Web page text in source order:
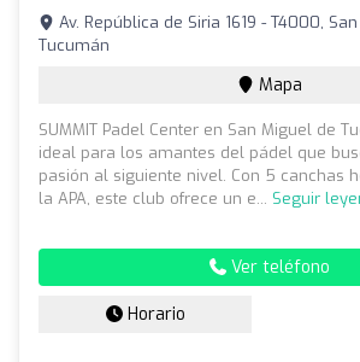
Av. República de Siria 1619 - T4000,
Tucumán
Mapa
SUMMIT Padel Center en San Miguel de
ideal para los amantes del pádel que
pasión al siguiente nivel. Con 5 canchas
la APA, este club ofrece un e... Seguir
Ver teléfono
Horario